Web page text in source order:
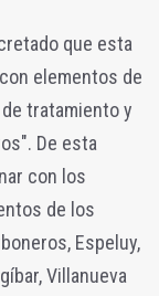
que esta
elementos de
tratamiento y
De esta
con los
de los
Espeluy,
Villanueva